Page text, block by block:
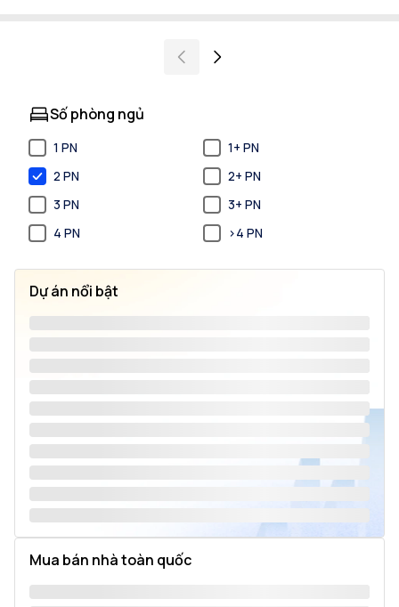
Số phòng ngủ
1 PN
1+ PN
2 PN
2+ PN
3 PN
3+ PN
4 PN
>4 PN
Dự án nổi bật
Mua bán nhà toàn quốc